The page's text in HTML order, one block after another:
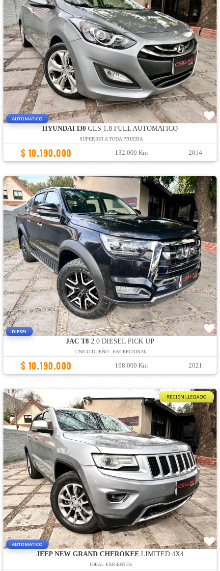
AUTOMATICO
HYUNDAI I30GLS 1.8 FULL AUTOMATICO
SUPERIOR A TODA PRUEBA
$ 10.190.000 132.000 Km 2014
DIESEL
JAC T82.0 DIESEL PICK UP
UNICO DUEÑO - EXCEPCIONAL
$ 10.190.000 108.000 Km 2021
RECIÉN LLEGADO
AUTOMATICO
JEEP NEW GRAND CHEROKEELIMITED 4X4
IDEAL EXIGENTES